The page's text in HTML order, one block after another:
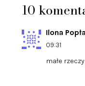
10
Ilona
09:31
małe